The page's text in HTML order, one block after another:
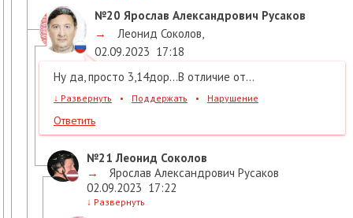
№20 Ярослав Александрович Русаков
→
Леонид Соколов,
02.09.2023 17:18
Ну да, просто 3,14дор...В отличие от...
↓ Развернуть • Поддержать • Нарушение
Ответить
№21 Леонид Соколов
→
Ярослав Александрович Русаков
02.09.2023 17:22
↓ Развернуть